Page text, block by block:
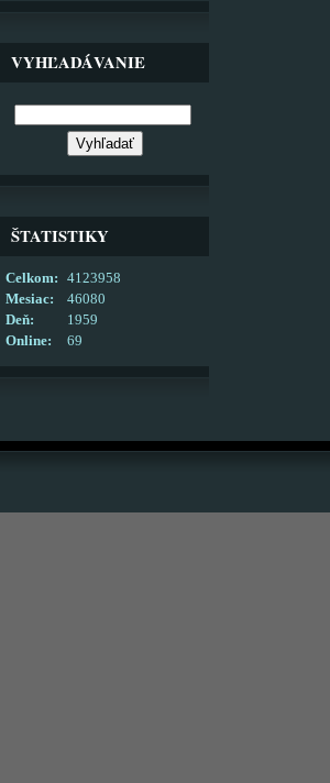
VYHĽADÁVANIE
ŠTATISTIKY
Online: 69
Celkom:
4123958
Mesiac:
46080
Deň:
1959